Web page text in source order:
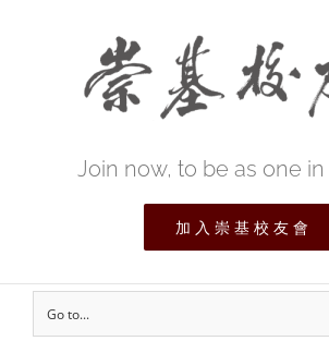
Join now, to be as one in
加入崇基校友會
Go to...